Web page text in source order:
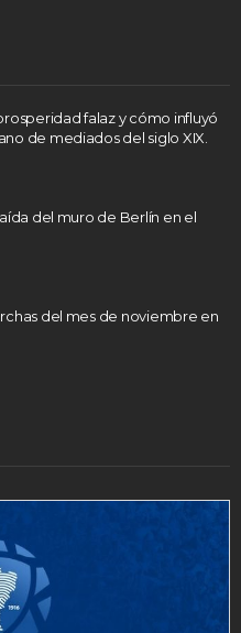
falaz y cómo influyó
de mediados del siglo XIX.
del muro de Berlín en el
del mes de noviembre en